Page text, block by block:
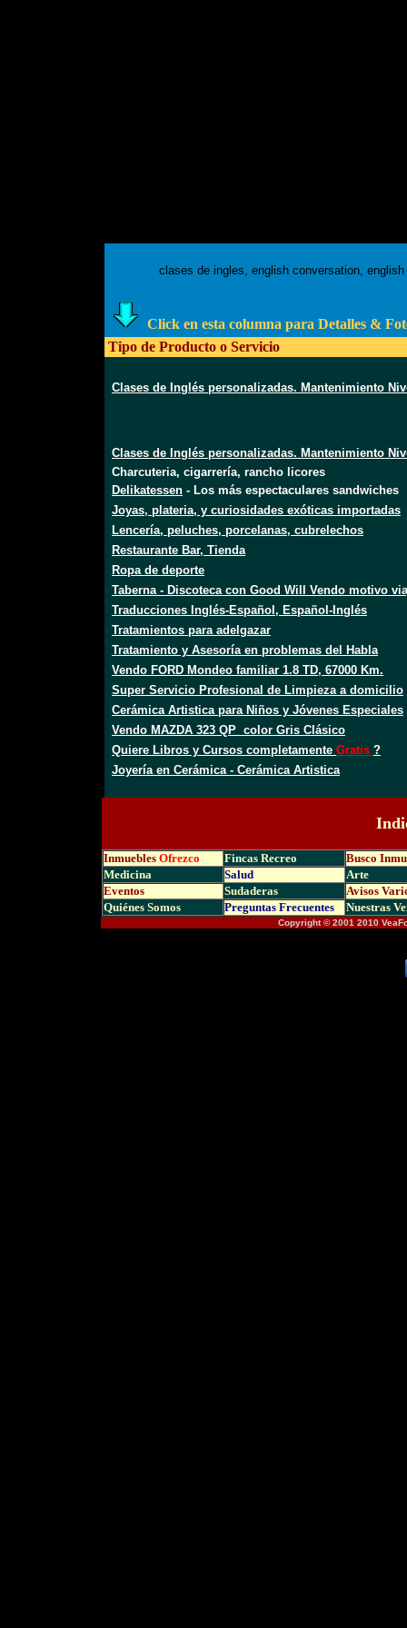
clases de ingles, english conversation,
Click en esta columna para Detalles &
Tipo de Producto o Servicio
Clases de Inglés personalizadas. Mantenimiento
Clases de Inglés personalizadas. Mantenimiento
Charcuteria, cigarrería, rancho licores
Delikatessen - Los más espectaculares sandwiches
Joyas, plateria, y curiosidades exóticas importadas
Lencería, peluches, porcelanas, cubrelechos
Restaurante Bar, Tienda
Ropa de deporte
Taberna - Discoteca con Good Will Vendo motivo
Traducciones Inglés-Español, Español-Inglés
Tratamientos para adelgazar
Tratamiento y Asesoría en problemas del Habla
Vendo FORD Mondeo familiar 1.8 TD, 67000 Km.
Super Servicio Profesional de Limpieza a domicilio
Cerámica Artistica para Niños y Jóvenes Especiales
Vendo MAZDA 323 QP color Gris Clásico
Quiere Libros y Cursos completamente Gratis ?
Joyería en Cerámica - Cerámica Artistica
Inmuebles Ofrezco Fincas Recreo
Busco
Medicina
Salud
Arte
Eventos
Sudaderas
Avisos
Quiénes Somos
Preguntas Frecuentes Nuestras
Copyright © 2001 2010